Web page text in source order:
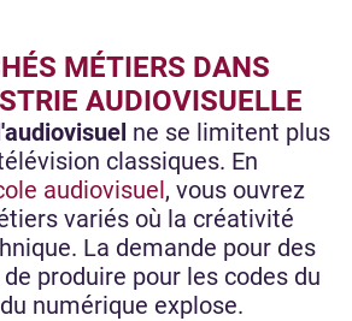
MÉTIERS DANS
AUDIOVISUELLE
ne se limitent plus
classiques. En
audiovisuel, vous ouvrez
variés où la créativité
La demande pour des
produire pour les codes du
numérique explose.